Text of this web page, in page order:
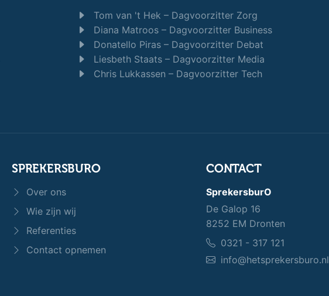
Tom van 't Hek – Dagvoorzitter Zorg
Diana Matroos – Dagvoorzitter Business
Donatello Piras – Dagvoorzitter Debat
Liesbeth Staats – Dagvoorzitter Media
Chris Lukkassen – Dagvoorzitter Tech
SPREKERSBURO
Over ons
Wie zijn wij
Referenties
Contact opnemen
CONTACT
SprekersburO
De Galop 16
8252 EM Dronten
0321 - 317 121
info@hetsprekersburo.nl